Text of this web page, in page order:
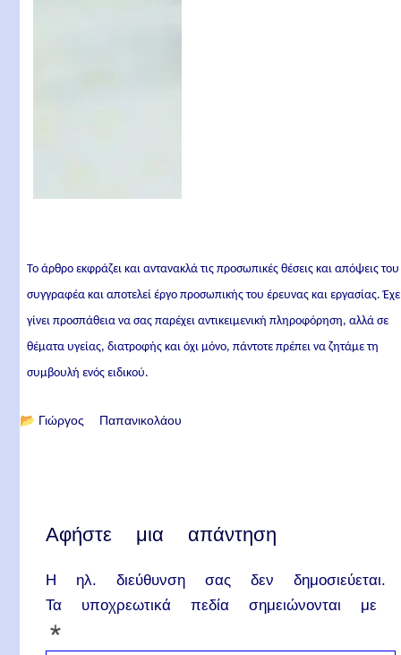
Το άρθρο εκφράζει και αντανακλά τις προσωπικές θέσεις και απόψεις του
συγγραφέα και αποτελεί έργο προσωπικής του έρευνας και εργασίας.
γίνει προσπάθεια να σας παρέχει αντικειμενική πληροφόρηση, αλλά σε
θέματα υγείας, διατροφής και όχι μόνο, πάντοτε πρέπει να ζητάμε τη
συμβουλή ενός ειδικού.
📂 Γιώργος Παπανικολάου
Αφήστε μια απάντηση
Η ηλ. διεύθυνση σας δεν δημοσιεύεται.
Τα υποχρεωτικά πεδία σημειώνονται με
*